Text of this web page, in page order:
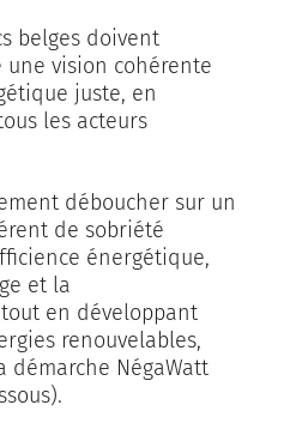
belges doivent
une vision cohérente
juste, en
les acteurs
déboucher sur un
de sobriété
énergétique,
et la
en développant
renouvelables,
démarche NégaWatt